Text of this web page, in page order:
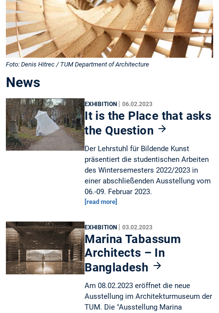
Foto: Denis Hitrec / TUM Department of Architecture
News
EXHIBITION |06.02.2023
It is the Place that asks
the Question
Der Lehrstuhl für Bildende Kunst
präsentiert die studentischen Arbeiten
des Wintersemesters 2022/2023 in
einer abschließenden Ausstellung vom
06.-09. Februar 2023.
[read more]
EXHIBITION |03.02.2023
Marina Tabassum
Architects – In
Bangladesh
Am 08.02.2023 eröffnet die neue
Ausstellung im Architekturmuseum der
TUM. Die "Ausstellung Marina